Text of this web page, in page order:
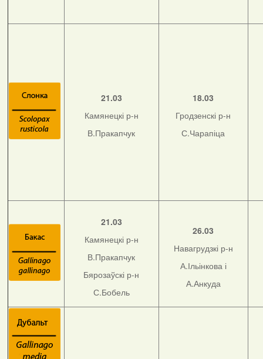
21.03
Камянецкі р-н
В.Пракапчук
18.03
Гродзенскі р-н
С.Чарапіца
21.03
Камянецкі р-н
В.Пракапчук
Бярозаўскі р-н
С.Бобель
26.03
Навагрудзкі р-н
А.Ільінкова і
А.Анкуда